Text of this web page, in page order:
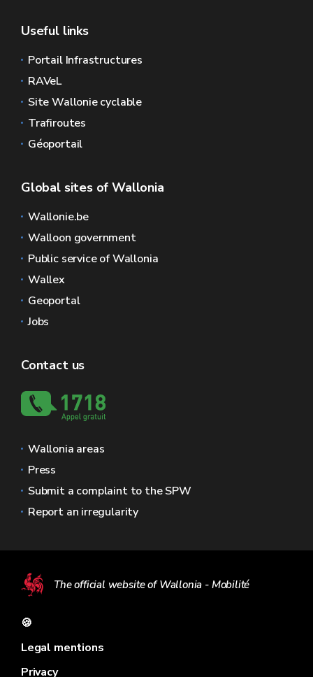
Useful links
Portail Infrastructures
RAVeL
Site Wallonie cyclable
Trafiroutes
Géoportail
Global sites of Wallonia
Wallonie.be
Walloon government
Public service of Wallonia
Wallex
Geoportal
Jobs
Contact us
Wallonia areas
Press
Submit a complaint to the SPW
Report an irregularity
The official website of Wallonia - Mobilité
🍪
Legal mentions
Privacy